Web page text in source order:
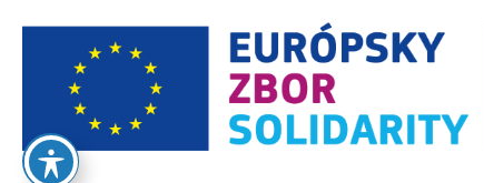
European Solidarity Corps